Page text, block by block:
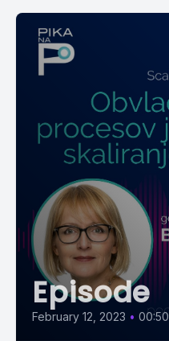
Episode
February 12, 2023 •